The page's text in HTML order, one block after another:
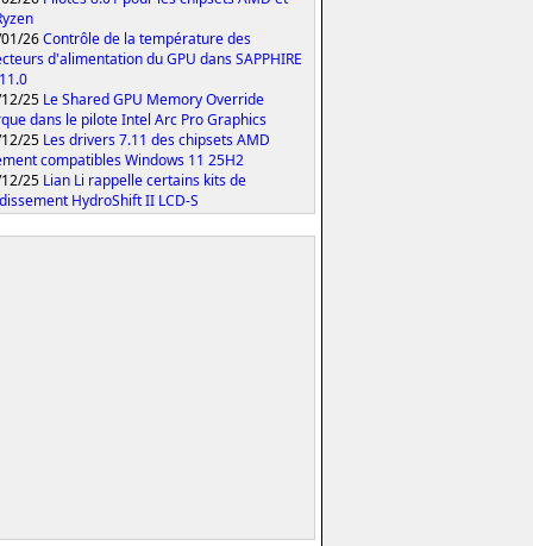
26Contrôle de la température des
d'alimentation du GPU dans SAPPHIRE
25 Le Shared GPU Memory Override
dans le pilote Intel Arc Pro Graphics
25 Les drivers 7.11 des chipsets AMD
compatibles Windows 11 25H2
25 Lian Li rappelle certains kits de
HydroShift II LCD-S